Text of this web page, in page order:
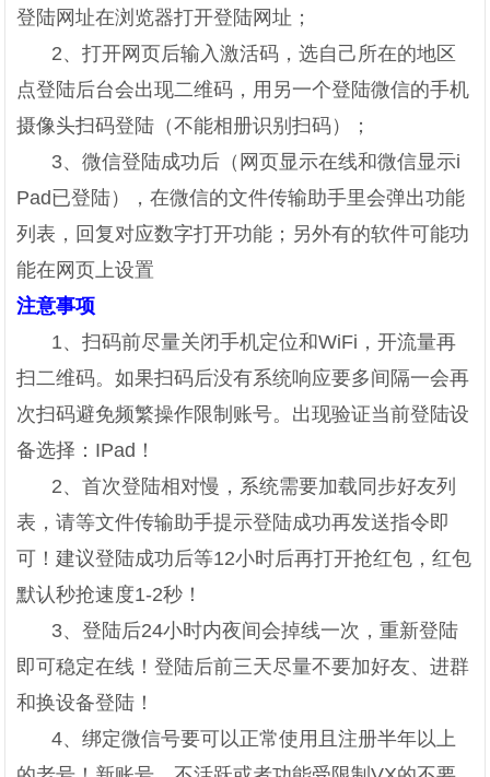
登陆网址在浏览器打开登陆网址；
2、打开网页后输入激活码，选自己所在的地区
点登陆后台会出现二维码，用另一个登陆微信的手机
摄像头扫码登陆（不能相册识别扫码）；
3、微信登陆成功后（网页显示在线和微信显示i
Pad已登陆），在微信的文件传输助手里会弹出功能
列表，回复对应数字打开功能；另外有的软件可能功
能在网页上设置
注意事项
1、扫码前尽量关闭手机定位和WiFi，开流量再
扫二维码。如果扫码后没有系统响应要多间隔一会再
次扫码避免频繁操作限制账号。出现验证当前登陆设
备选择：IPad！
2、首次登陆相对慢，系统需要加载同步好友列
表，请等文件传输助手提示登陆成功再发送指令即
可！建议登陆成功后等12小时后再打开抢红包，红包
默认秒抢速度1-2秒！
3、登陆后24小时内夜间会掉线一次，重新登陆
即可稳定在线！登陆后前三天尽量不要加好友、进群
和换设备登陆！
4、绑定微信号要可以正常使用且注册半年以上